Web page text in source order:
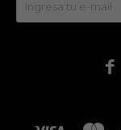
